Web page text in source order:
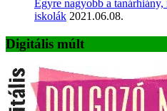
Egyre nagyobb a
iskolák 2021.06.08.
Digitális múlt